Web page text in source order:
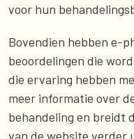
voor hun
Bovendien hebben e-
beoordelingen die
die ervaring hebben
meer informatie over
behandeling en breidt
van de website verder